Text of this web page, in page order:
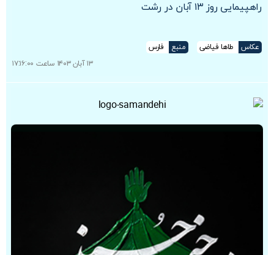
راهپیمایی روز ۱۳ آبان در رشت
عکاس طاها فیاضی منبع
فارس
۱۳ آبان ۱۴۰۳ ساعت ۱۷:۱۶:۰۰